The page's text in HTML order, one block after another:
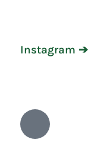
Instagram ➔